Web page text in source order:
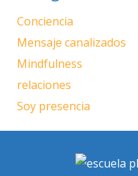
Conciencia
Mensaje canalizados
Mindfulness
relaciones
Soy presencia